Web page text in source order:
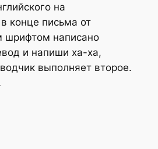
на
конце письма от
шрифтом написано
и напиши ха-ха,
выполняет второе.